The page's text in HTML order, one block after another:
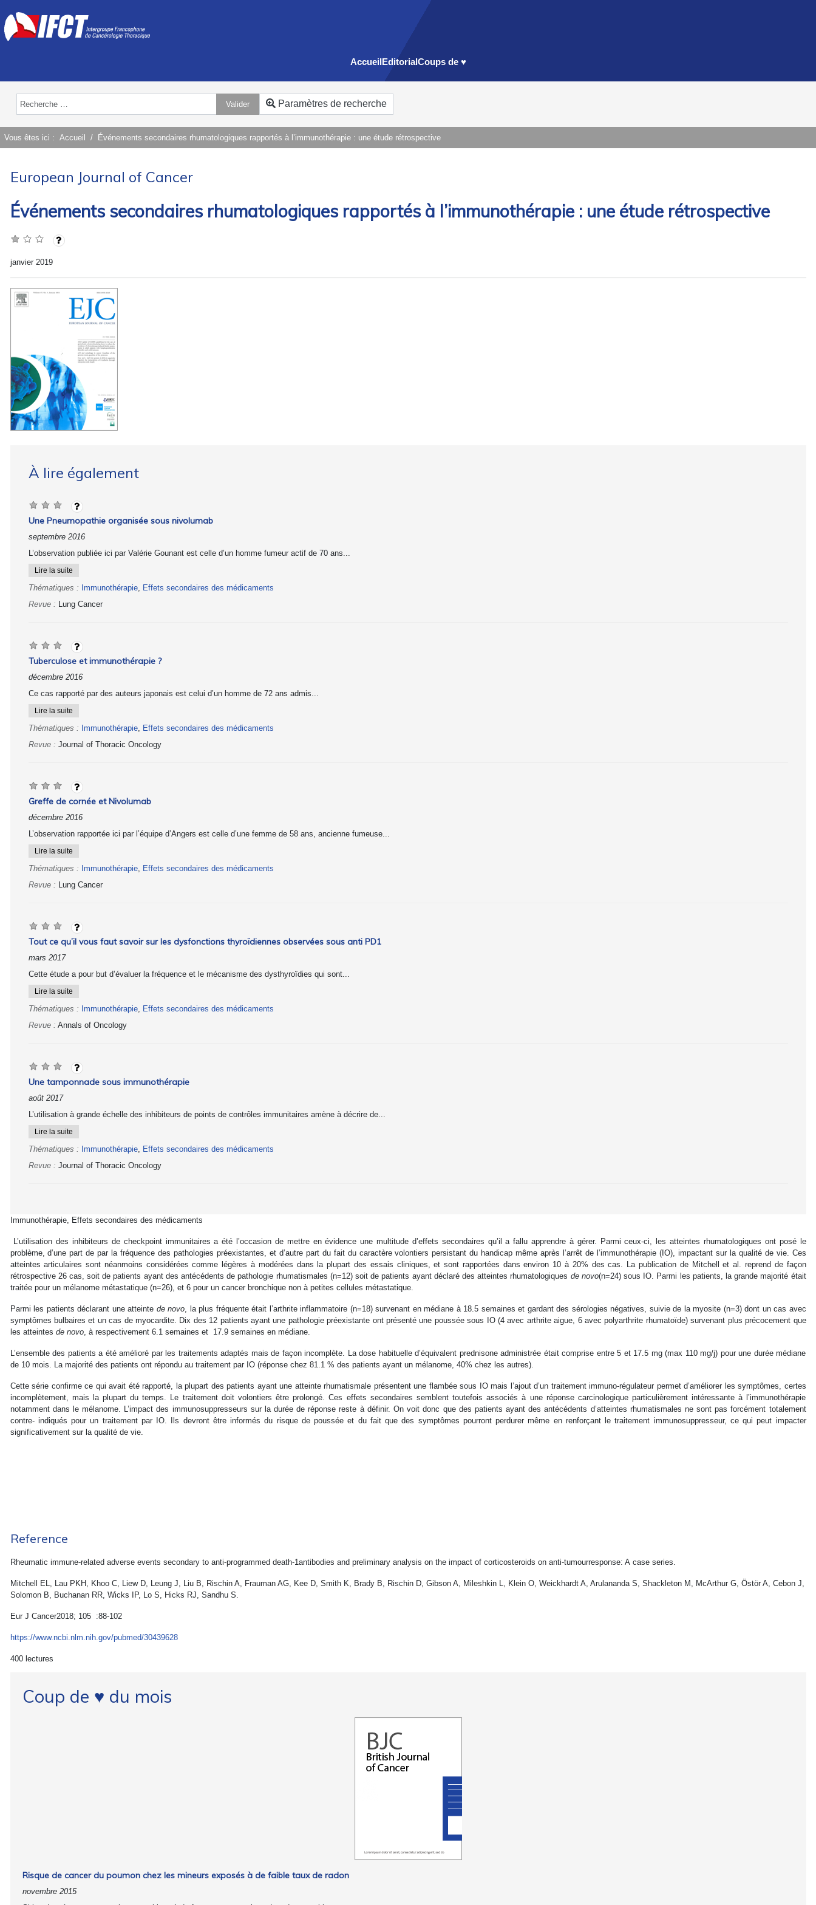
AccueilEditorialCoups de ♥
Valider Paramètres de recherche
Vous êtes ici : Accueil Événements secondaires rhumatologiques rapportés à l’immunothérapie : une étude rétrospective
European Journal of Cancer
Événements secondaires rhumatologiques rapportés à l’immunothérapie : une étude rétrospective
janvier 2019
À lire également
Une Pneumopathie organisée sous nivolumab
septembre 2016
L’observation publiée ici par Valérie Gounant est celle d’un homme fumeur actif de 70 ans...
Lire la suite
Thématiques : Immunothérapie, Effets secondaires des médicaments
Revue : Lung Cancer
Tuberculose et immunothérapie ?
décembre 2016
Ce cas rapporté par des auteurs japonais est celui d’un homme de 72 ans admis...
Lire la suite
Thématiques : Immunothérapie, Effets secondaires des médicaments
Revue : Journal of Thoracic Oncology
Greffe de cornée et Nivolumab
décembre 2016
L’observation rapportée ici par l’équipe d’Angers est celle d’une femme de 58 ans, ancienne fumeuse...
Lire la suite
Thématiques : Immunothérapie, Effets secondaires des médicaments
Revue : Lung Cancer
Tout ce qu’il vous faut savoir sur les dysfonctions thyroïdiennes observées sous anti PD1
mars 2017
Cette étude a pour but d’évaluer la fréquence et le mécanisme des dysthyroïdies qui sont...
Lire la suite
Thématiques : Immunothérapie, Effets secondaires des médicaments
Revue : Annals of Oncology
Une tamponnade sous immunothérapie
août 2017
L’utilisation à grande échelle des inhibiteurs de points de contrôles immunitaires amène à décrire de...
Lire la suite
Thématiques : Immunothérapie, Effets secondaires des médicaments
Revue : Journal of Thoracic Oncology
Immunothérapie, Effets secondaires des médicaments
L’utilisation des inhibiteurs de checkpoint immunitaires a été l’occasion de mettre en évidence une multitude d’effets secondaires qu’il a fallu apprendre à gérer. Parmi ceux-ci, les atteintes rhumatologiques ont posé le
problème, d’une part de par la fréquence des pathologies préexistantes, et d’autre part du fait du caractère volontiers persistant du handicap même après l’arrêt de l’immunothérapie (IO), impactant sur la qualité de vie. Ces
atteintes articulaires sont néanmoins considérées comme légères à modérées dans la plupart des essais cliniques, et sont rapportées dans environ 10 à 20% des cas. La publication de Mitchell et al. reprend de façon
rétrospective 26 cas, soit de patients ayant des antécédents de pathologie rhumatismales (n=12) soit de patients ayant déclaré des atteintes rhumatologiques de novo(n=24) sous IO. Parmi les patients, la grande majorité était
traitée pour un mélanome métastatique (n=26), et 6 pour un cancer bronchique non à petites cellules métastatique.
Parmi les patients déclarant une atteinte de novo , la plus fréquente était l’arthrite inflammatoire (n=18) survenant en médiane à 18.5 semaines et gardant des sérologies négatives, suivie de la myosite (n=3) dont un cas avec
symptômes bulbaires et un cas de myocardite. Dix des 12 patients ayant une pathologie préexistante ont présenté une poussée sous IO (4 avec arthrite aigue, 6 avec polyarthrite rhumatoïde) survenant plus précocement que
les atteintes de novo, à respectivement 6.1 semaines et 17.9 semaines en médiane.
L’ensemble des patients a été amélioré par les traitements adaptés mais de façon incomplète. La dose habituelle d’équivalent prednisone administrée était comprise entre 5 et 17.5 mg (max 110 mg/j) pour une durée médiane
de 10 mois. La majorité des patients ont répondu au traitement par IO (réponse chez 81.1 % des patients ayant un mélanome, 40% chez les autres).
Cette série confirme ce qui avait été rapporté, la plupart des patients ayant une atteinte rhumatismale présentent une flambée sous IO mais l’ajout d’un traitement immuno-régulateur permet d’améliorer les symptômes, certes
incomplètement, mais la plupart du temps. Le traitement doit volontiers être prolongé. Ces effets secondaires semblent toutefois associés à une réponse carcinologique particulièrement intéressante à l’immunothérapie
notamment dans le mélanome. L’impact des immunosuppresseurs sur la durée de réponse reste à définir. On voit donc que des patients ayant des antécédents d’atteintes rhumatismales ne sont pas forcément totalement
contre- indiqués pour un traitement par IO. Ils devront être informés du risque de poussée et du fait que des symptômes pourront perdurer même en renforçant le traitement immunosuppresseur, ce qui peut impacter
significativement sur la qualité de vie.
Reference
Rheumatic immune-related adverse events secondary to anti-programmed death-1antibodies and preliminary analysis on the impact of corticosteroids on anti-tumourresponse: A case series.
Mitchell EL, Lau PKH, Khoo C, Liew D, Leung J, Liu B, Rischin A, Frauman AG, Kee D, Smith K, Brady B, Rischin D, Gibson A, Mileshkin L, Klein O, Weickhardt A, Arulananda S, Shackleton M, McArthur G, Östör A, Cebon J,
Solomon B, Buchanan RR, Wicks IP, Lo S, Hicks RJ, Sandhu S.
Eur J Cancer2018; 105 :88-102
https://www.ncbi.nlm.nih.gov/pubmed/30439628
400 lectures
Coup de ♥ du mois
Risque de cancer du poumon chez les mineurs exposés à de faible taux de radon
novembre 2015